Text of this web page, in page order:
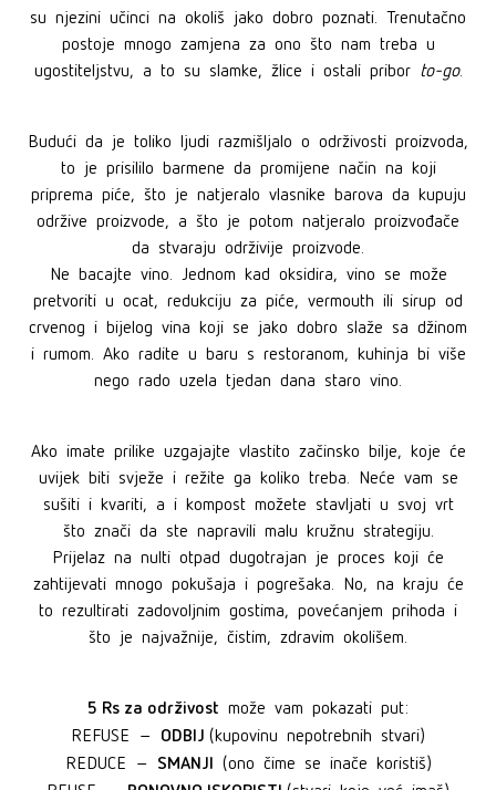
su njezini učinci na okoliš jako dobro poznati. Trenutačno
postoje mnogo zamjena za ono što nam treba u
ugostiteljstvu, a to su slamke, žlice i ostali pribor
to-go.
Budući da je toliko ljudi razmišljalo o održivosti proizvoda,
to je prisililo barmene da promijene način na koji
priprema piće, što je natjeralo vlasnike barova da kupuju
održive proizvode, a što je potom natjeralo proizvođače
da stvaraju održivije proizvode.
Ne bacajte vino. Jednom kad oksidira, vino se može
pretvoriti u ocat, redukciju za piće, vermouth ili sirup od
crvenog i bijelog vina koji se jako dobro slaže sa džinom
i rumom. Ako radite u baru s restoranom, kuhinja bi više
nego rado uzela tjedan dana staro vino.
Ako imate prilike uzgajajte vlastito začinsko bilje, koje će
uvijek biti svježe i režite ga koliko treba. Neće vam se
sušiti i kvariti, a i kompost možete stavljati u svoj vrt
što znači da ste napravili malu kružnu strategiju.
Prijelaz na nulti otpad dugotrajan je proces koji će
zahtijevati mnogo pokušaja i pogrešaka. No, na kraju će
to rezultirati zadovoljnim gostima, povećanjem prihoda i
što je najvažnije, čistim, zdravim okolišem.
5 Rs za održivost može vam pokazati put:
REFUSE – ODBIJ (kupovinu nepotrebnih stvari)
REDUCE – SMANJI (ono čime se inače koristiš)